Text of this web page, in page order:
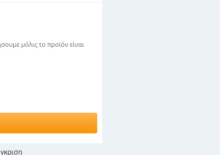
μόλις το προϊόν είναι